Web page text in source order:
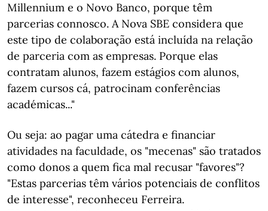
Millennium e o Novo Banco, porque têm
parcerias connosco. A Nova SBE considera que
este tipo de colaboração está incluída na relação
de parceria com as empresas. Porque elas
contratam alunos, fazem estágios com alunos,
fazem cursos cá, patrocinam conferências
académicas..."
Ou seja: ao pagar uma cátedra e financiar
atividades na faculdade, os "mecenas" são tratados
como donos a quem fica mal recusar "favores"?
"Estas parcerias têm vários potenciais de conflitos
de interesse", reconheceu Ferreira.